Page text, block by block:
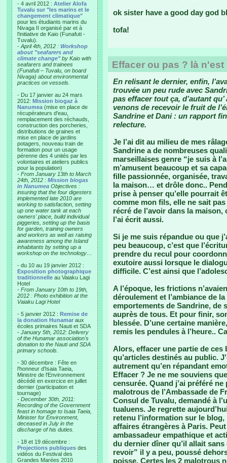
- 4 avril 2012 : Atelier Alofa
Tuvalu sur "les marins et le
changement climatique"
pour les étudiants marins du
Nivaga II organisé par et à
l'initiative de Kaio (Funafuti -
Tuvalu).
- April 4th, 2012 : Workshop
about "seafarers and
climate change"by Kaio with
seafarers and trainees
(Funafuti – Tuvalu, on board
Nivaga) about environmental
practices on vessels.
- Du 17 janvier au 24 mars
2012: Mission biogaz à
Nanumea (mise en place de
récupérateurs d'eau,
remplacement des réchauds,
construction des porcheries,
distributions de graines et
mise en place de jardins
potagers, nouveau train de
formation pour un usage
pérenne des 4 unités par les
volontaires et ateliers publics
pour la population)
- From January 13th to March
24th, 2012 : Mission biogas
in Nanumea Objectives :
insuring that the four digesters
implemented late 2010 are
working to satisfaction, setting
up one water tank at each
owners' place, build individual
piggeries, setting up the basis
for garden, training owners
and workers as well as raising
awareness among the Island
inhabitants by setting up a
workshop on the technology…
- du 10 au 19 janvier 2012 :
Exposition photographique
traditionnelle au Vaiaku Lagi
Hotel
- From January 10th to 19th,
2012 : Photo exhibition at the
Vaiaku Lagi Hotel
- 5 janvier 2012 : Remise de
la donation Hunamar aux
écoles primaires Nauti et SDA
- January 5th, 2012: Delivery
of the Hunamar association's
donation to the Nauti and SDA
primary schools.
- 30 décembre : Fête en
l'honneur d'Isaia Taeia,
Ministre de l'Environnement
décédé en exercice en juillet
dernier (participation et
tournage)
- December 30th, 2011:
Recording of the Government
feast in homage to Isaia Taeia,
Minister for Environment,
deceased in July in the
discharge of his duties.
- 18 et 19 décembre :
Projections publiques des
vidéos du Festival des
Grandes Marées 2010
ok sister have a good day god
tofa!
Effacer ou pas ? là
En relisant le dernier, enfin,
trouvée un peu rude avec
pas effacer tout ça, d’autant
venons de recevoir le fruit de
Sandrine et Dani : un rapport
relecture.
Je l’ai dit au milieu de mes
Sandrine a de nombreuses
marseillaises genre “je suis à
m’amusent beaucoup et sa
fille passionnée, organisée,
la maison… et drôle donc..
prise à penser qu’elle pourrait
comme mon fils, elle ne sait
récré de l’avoir dans la
l’ai écrit aussi.
Si je me suis répandue ou que
peu beaucoup, c’est que
prendre du recul pour
exutoire aussi lorsque le
difficile. C’est ainsi que
A l’époque, les frictions
déroulement et l’ambiance de
emportements de Sandrine, de
auprès de tous. Et pour finir,
blessée. D’une certaine
remis les pendules à l’heure..
Alors, effacer une partie de
qu’articles destinés au public.
autrement qu’en répandant
Effacer ? Je ne me souviens
censurée. Quand j’ai préféré
malotrous de l’Ambassade de
Consul de Tuvalu, demandé à
tualuens. Je regrette
retenu l’information sur le
affaires étrangères à Paris.
ambassadeur empathique et
du dernier dîner qu’il allait
revoir” il y a peu, poussé
poisse. Certes les 2 malotrous